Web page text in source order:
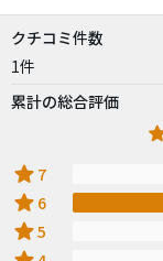
クチコミ件数
1件
累計の総合評価
star 7
star 6
star5